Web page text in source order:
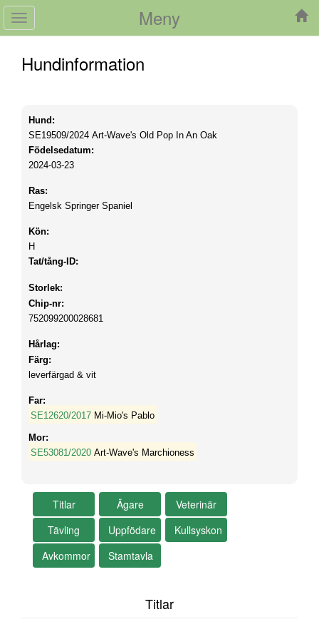
Meny
Toggle
navigation
Hundinformation
Hund:
SE19509/2024 Art-Wave's Old Pop In An Oak
Födelsedatum:
2024-03-23
Ras:
Engelsk Springer Spaniel
Kön:
H
Tat/tång-ID:
Storlek:
Chip-nr:
752099200028681
Hårlag:
Färg:
leverfärgad & vit
Far:
SE12620/2017 Mi-Mio's Pablo
Mor:
SE53081/2020 Art-Wave's Marchioness
Titlar